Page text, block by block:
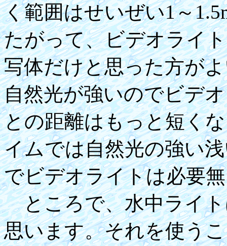
く範囲はせいぜい1～
たがって、ビデオライ
写体だけと思った方が
自然光が強いのでビデ
との距離はもっと短く
イムでは自然光の強い
でビデオライトは必要
ところで、水中ライト
思います。それを使う